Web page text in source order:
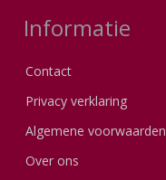
Informatie
Contact
Privacy verklaring
Algemene voorwaarden
Over ons